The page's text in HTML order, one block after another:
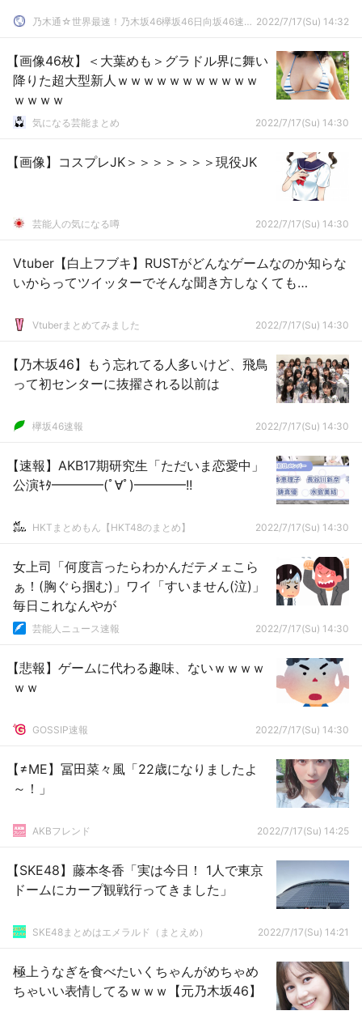
乃木通☆世界最速！乃木坂46欅坂46日向坂46速報まとめ 2022/7/17(Su) 14:32
【画像46枚】＜大葉めも＞グラドル界に舞い
降りた超大型新人ｗｗｗｗｗｗｗｗｗｗｗ
ｗｗｗｗ
気になる芸能まとめ 2022/7/17(Su) 14:30
【画像】コスプレJK＞＞＞＞＞＞＞現役JK
芸能人の気になる噂 2022/7/17(Su) 14:30
Vtuber【白上フブキ】RUSTがどんなゲームなのか知らな
いからってツイッターでそんな聞き方しなくても…
Vtuberまとめてみました 2022/7/17(Su) 14:30
【乃木坂46】もう忘れてる人多いけど、飛鳥
って初センターに抜擢される以前は
欅坂46速報 2022/7/17(Su) 14:30
【速報】AKB17期研究生「ただいま恋愛中」
公演ｷﾀ━━━━(ﾟ∀ﾟ)━━━━!!
HKTまとめもん【HKT48のまとめ】 2022/7/17(Su) 14:30
女上司「何度言ったらわかんだテメェこら
ぁ！(胸ぐら掴む)」ワイ「すいません(泣)」
毎日これなんやが
芸能人ニュース速報 2022/7/17(Su) 14:30
【悲報】ゲームに代わる趣味、ないｗｗｗｗ
ｗｗ
GOSSIP速報 2022/7/17(Su) 14:30
【≠ME】冨田菜々風「22歳になりましたよ
～！」
AKBフレンド 2022/7/17(Su) 14:25
【SKE48】藤本冬香「実は今日！ 1人で東京
ドームにカープ観戦行ってきました」
SKE48まとめはエメラルド（まとえめ） 2022/7/17(Su) 14:21
極上うなぎを食べたいくちゃんがめちゃめ
ちゃいい表情してるｗｗｗ【元乃木坂46】